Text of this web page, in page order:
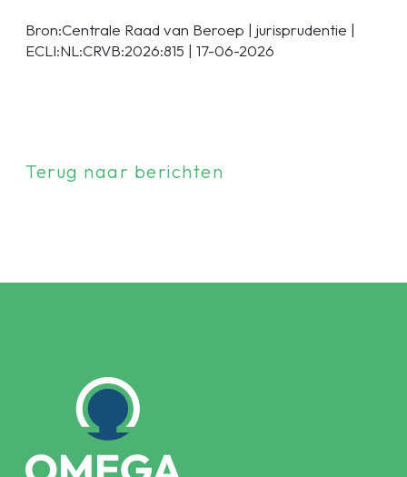
Bron:Centrale Raad van Beroep | jurisprudentie |
ECLI:NL:CRVB:2026:815 | 17-06-2026
Terug naar berichten